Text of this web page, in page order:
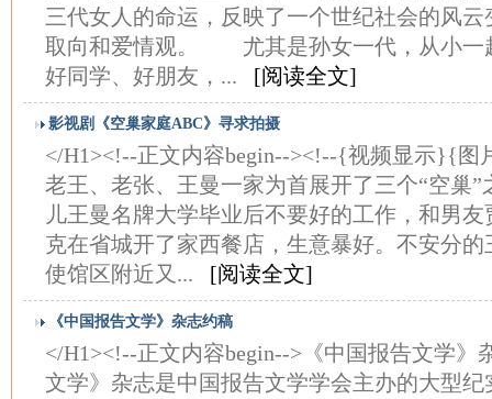
三代女人的命运，反映了一个世纪社会的风
取向和爱情观。 尤其是孙女一代，从小一
好同学、好朋友，... [阅读全文]
影视剧《空巢家庭ABC》寻求拍摄
</H1><!--正文内容begin--><!--{视频显示}{
老王、老张、王曼一家为首展开了三个“空
儿王曼名牌大学毕业后不要好的工作，和男
克在省城开了家西餐店，生意暴好。不安分
使馆区附近又... [阅读全文]
《中国报告文学》杂志约稿
</H1><!--正文内容begin-->《中国报告文
文学》杂志是中国报告文学学会主办的大型